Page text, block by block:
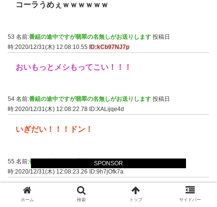
SPONSOR
コーラうめぇｗｗｗｗｗｗ
53 名前:番組の途中ですが翡翠の名無しがお送りします 投稿日
時:2020/12/31(木) 12:08:10.55 ID:kCb97NJ7p
おいもっとメシもってこい！！！
54 名前:番組の途中ですが翡翠の名無しがお送りします 投稿日
時:2020/12/31(木) 12:08:22.78 ID:XALijqe4d
いぎだい！！！ドン！
55 名前:番組の途中ですが翡翠の名無しがお送りします
時:2020/12/31(木) 12:08:23.26
ID:9h7jOfk7a
宴だー！
ホーム 検索 トップ サイドバー